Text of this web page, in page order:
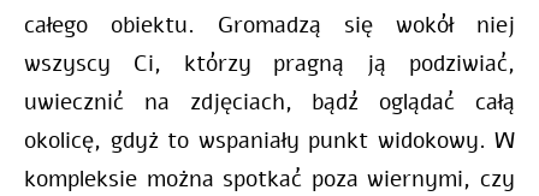
całego obiektu. Gromadzą się wokół niej
wszyscy Ci, którzy pragną ją podziwiać,
uwiecznić na zdjęciach, bądź oglądać całą
okolicę, gdyż to wspaniały punkt widokowy. W
kompleksie można spotkać poza wiernymi, czy